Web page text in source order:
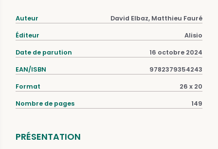
Auteur David Elbaz, Matthieu Fauré
Éditeur Alisio
Date de parution 16 octobre 2024
EAN/ISBN 9782379354243
Format 26 x 20
Nombre de pages 149
PRÉSENTATION